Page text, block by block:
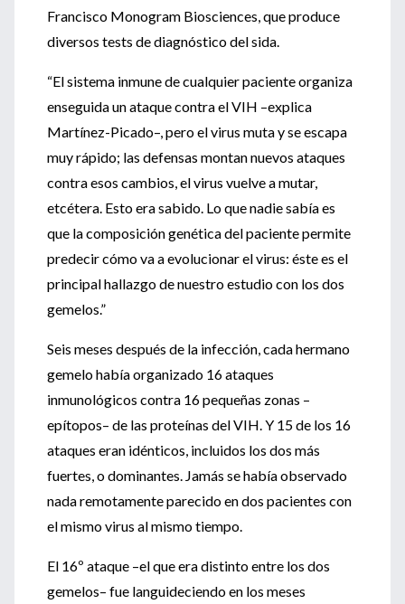
Francisco Monogram Biosciences, que produce
diversos tests de diagnóstico del sida.
“El sistema inmune de cualquier paciente organiza
enseguida un ataque contra el VIH –explica
Martínez-Picado–, pero el virus muta y se escapa
muy rápido; las defensas montan nuevos ataques
contra esos cambios, el virus vuelve a mutar,
etcétera. Esto era sabido. Lo que nadie sabía es
que la composición genética del paciente permite
predecir cómo va a evolucionar el virus: éste es el
principal hallazgo de nuestro estudio con los dos
gemelos.”
Seis meses después de la infección, cada hermano
gemelo había organizado 16 ataques
inmunológicos contra 16 pequeñas zonas –
epítopos– de las proteínas del VIH. Y 15 de los 16
ataques eran idénticos, incluidos los dos más
fuertes, o dominantes. Jamás se había observado
nada remotamente parecido en dos pacientes con
el mismo virus al mismo tiempo.
El 16º ataque –el que era distinto entre los dos
gemelos– fue languideciendo en los meses